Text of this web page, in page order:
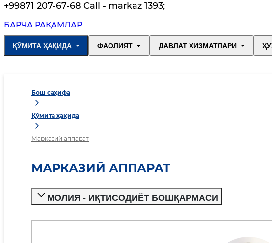
+99871 207-67-68 Call - markaz 1393;
БАРЧА РАҚАМЛАР
ҚЎМИТА ҲАҚИДА ФАОЛИЯТ ДАВЛАТ ХИЗМАТЛАРИ
Бош саҳифа
Қўмита ҳақида
Марказий аппарат
МАРКАЗИЙ АППАРАТ
МОЛИЯ - ИҚТИСОДИЁТ БОШҚАРМАСИ